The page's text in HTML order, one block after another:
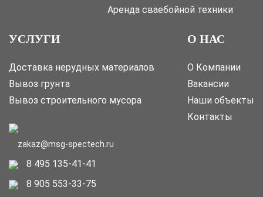
Аренда сваебойной техники
УСЛУГИ
Доставка нерудных материалов
Вывоз грунта
Вывоз строительного мусора
О НАС
О Компании
Вакансии
Наши объекты
Контакты
zakaz@msg-spectech.ru
8 495 135-41-41
8 905 553-33-75